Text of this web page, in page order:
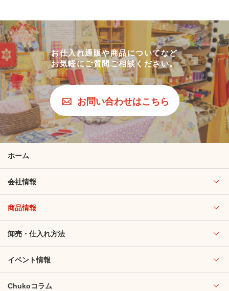
お仕入れ通販や商品についてなど
お気軽にご質問ご相談ください。
お問い合わせはこちら
ホーム
会社情報
商品情報
卸売・仕入れ方法
イベント情報
Chukoコラム